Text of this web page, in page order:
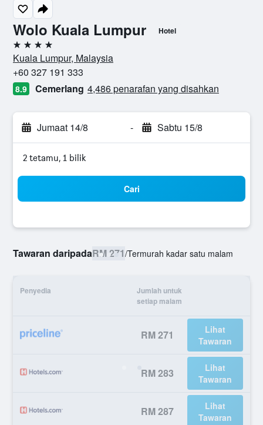
Wolo Kuala Lumpur Hotel
4 bintang
Kuala Lumpur, Malaysia
+60 327 191 333
8.9 Cemerlang 4,486 penarafan yang disahkan
Jumaat 14/8 - Sabtu 15/8
2 tetamu, 1 bilik
Cari
Tawaran daripadaRM 271/Termurah kadar satu malam
Penyedia
Jumlah untuk
setiap malam
RM 271
Lihat
Tawaran
RM 283
Lihat
Tawaran
RM 287
Lihat
Tawaran